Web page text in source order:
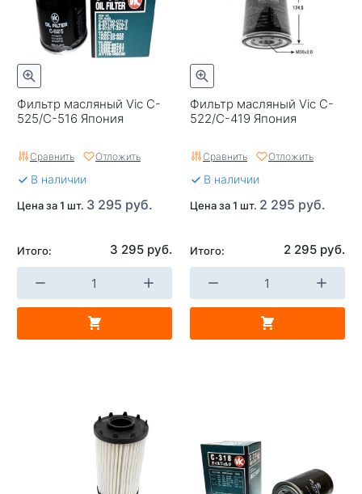
Фильтр масляный Vic C-
525/C-516 Япония
Сравнить Отложить
В наличии
Цена за 1 шт. 3 295 руб.
Итого: 3 295 руб.
Фильтр масляный Vic C-
522/C-419 Япония
Сравнить Отложить
В наличии
Цена за 1 шт. 2 295 руб.
Итого: 2 295 руб.